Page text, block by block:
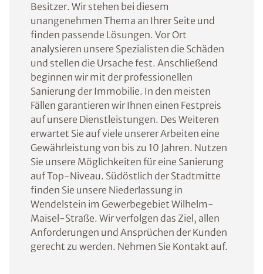
Besitzer. Wir stehen bei diesem
unangenehmen Thema an Ihrer Seite und
finden passende Lösungen. Vor Ort
analysieren unsere Spezialisten die Schäden
und stellen die Ursache fest. Anschließend
beginnen wir mit der professionellen
Sanierung der Immobilie. In den meisten
Fällen garantieren wir Ihnen einen Festpreis
auf unsere Dienstleistungen. Des Weiteren
erwartet Sie auf viele unserer Arbeiten eine
Gewährleistung von bis zu 10 Jahren. Nutzen
Sie unsere Möglichkeiten für eine Sanierung
auf Top-Niveau. Südöstlich der Stadtmitte
finden Sie unsere Niederlassung in
Wendelstein im Gewerbegebiet Wilhelm-
Maisel-Straße. Wir verfolgen das Ziel, allen
Anforderungen und Ansprüchen der Kunden
gerecht zu werden. Nehmen Sie Kontakt auf.